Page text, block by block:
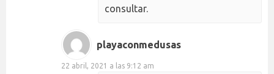
consultar.
playaconmedusas
22 abril, 2021 a las 9:12 am